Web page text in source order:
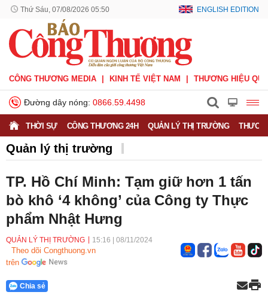
Thứ Sáu, 07/08/2026 05:50 ENGLISH EDITION
CÔNG THƯƠNG MEDIA KINH TẾ VIỆT NAM THƯƠNG HIỆU
Đường dây nóng: 0866.59.4498
THỜI SỰ CÔNG THƯƠNG 24H QUẢN LÝ THỊ TRƯỜNG
Quản lý thị trường
TP. Hồ Chí Minh: Tạm giữ hơn 1 tấn
bò khô ‘4 không’ của Công ty Thực
phẩm Nhật Hưng
QUẢN LÝ THỊ TRƯỜNG 15:16 08/11/2024
Theo dõi Congthuong.vn
trên
Chia sẻ